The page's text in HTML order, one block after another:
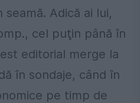
Adică ai lui,
cel puţin până în
editorial merge la
în sondaje, când în
pe timp de